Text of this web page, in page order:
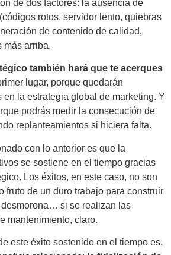
de dos factores: la ausencia de
rotos, servidor lento, quiebras
de contenido de calidad,
más arriba.
también hará que te acerques
lugar, porque quedarán
en la estrategia global de marketing. Y
podrás medir la consecución de
replanteamientos si hiciera falta.
con lo anterior es que la
se sostiene en el tiempo gracias
Los éxitos, en este caso, no son
fruto de un duro trabajo para construir
si se realizan las
mantenimiento, claro.
este éxito sostenido en el tiempo es,